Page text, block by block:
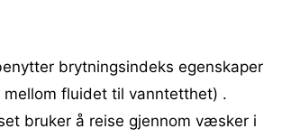
brytningsindeks egenskaper
fluidet til vanntetthet) .
bruker å reise gjennom væsker i